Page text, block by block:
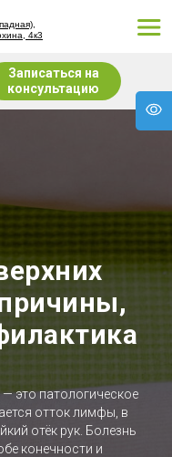
Записаться на
консультацию
4к3
это патологическое
отток лимфы, в
отёк рук. Болезнь
конечности и